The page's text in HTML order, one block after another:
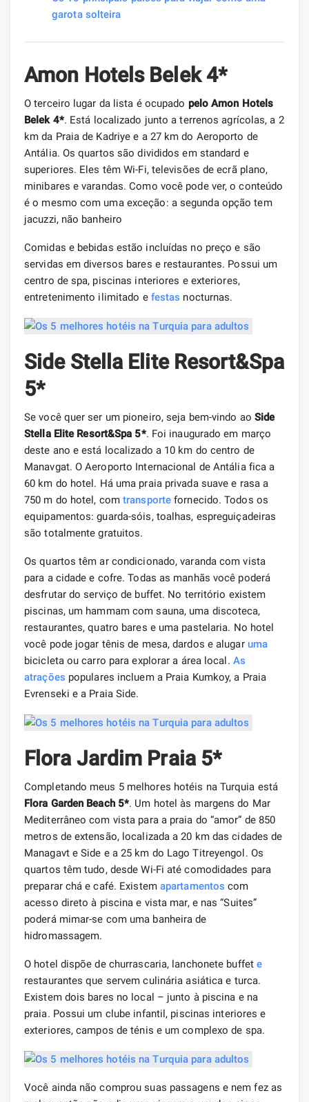
garota solteira
Amon Hotels Belek 4*
O terceiro lugar da lista é ocupado pelo Amon Hotels
Belek 4*. Está localizado junto a terrenos agrícolas, a 2
km da Praia de Kadriye e a 27 km do Aeroporto de
Antália. Os quartos são divididos em standard e
superiores. Eles têm Wi-Fi, televisões de ecrã plano,
minibares e varandas. Como você pode ver, o conteúdo
é o mesmo com uma exceção: a segunda opção tem
jacuzzi, não banheiro
Comidas e bebidas estão incluídas no preço e são
servidas em diversos bares e restaurantes. Possui um
centro de spa, piscinas interiores e exteriores,
entretenimento ilimitado e festas nocturnas.
Side Stella Elite Resort&Spa
5*
Se você quer ser um pioneiro, seja bem-vindo ao Side
Stella Elite Resort&Spa 5*. Foi inaugurado em março
deste ano e está localizado a 10 km do centro de
Manavgat. O Aeroporto Internacional de Antália fica a
60 km do hotel. Há uma praia privada suave e rasa a
750 m do hotel, com transporte fornecido. Todos os
equipamentos: guarda-sóis, toalhas, espreguiçadeiras
são totalmente gratuitos.
Os quartos têm ar condicionado, varanda com vista
para a cidade e cofre. Todas as manhãs você poderá
desfrutar do serviço de buffet. No território existem
piscinas, um hammam com sauna, uma discoteca,
restaurantes, quatro bares e uma pastelaria. No hotel
você pode jogar tênis de mesa, dardos e alugar uma
bicicleta ou carro para explorar a área local. As
atrações populares incluem a Praia Kumkoy, a Praia
Evrenseki e a Praia Side.
Flora Jardim Praia 5*
Completando meus 5 melhores hotéis na Turquia está
Flora Garden Beach 5*. Um hotel às margens do Mar
Mediterrâneo com vista para a praia do “amor” de 850
metros de extensão, localizada a 20 km das cidades de
Managavt e Side e a 25 km do Lago Titreyengol. Os
quartos têm tudo, desde Wi-Fi até comodidades para
preparar chá e café. Existem apartamentos com
acesso direto à piscina e vista mar, e nas “Suites”
poderá mimar-se com uma banheira de
hidromassagem.
O hotel dispõe de churrascaria, lanchonete buffet e
restaurantes que servem culinária asiática e turca.
Existem dois bares no local – junto à piscina e na
praia. Possui um clube infantil, piscinas interiores e
exteriores, campos de ténis e um complexo de spa.
Você ainda não comprou suas passagens e nem fez as